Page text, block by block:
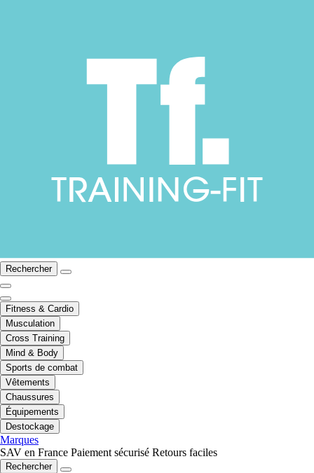
Rechercher
Fitness & Cardio
Musculation
Cross Training
Mind & Body
Sports de combat
Vêtements
Chaussures
Équipements
Destockage
Marques
SAV en France Paiement sécurisé Retours faciles
Rechercher